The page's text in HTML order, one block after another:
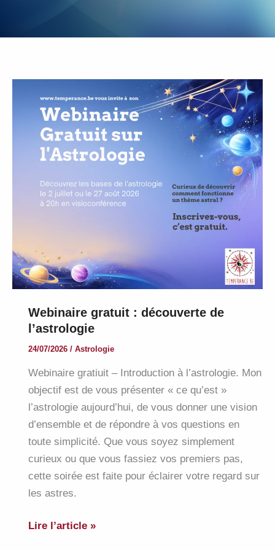
Webinaire gratuit : découverte de
l’astrologie
24/07/2026 / Astrologie
Webinaire gratiuit – Introduction à l’astrologie. Mon
objectif est de vous présenter « ce qu’est »
l’astrologie aujourd’hui, de vous donner une vision
d’ensemble et de répondre à vos questions en
toute simplicité. Que vous soyez simplement
curieux ou que vous fassiez vos premiers pas,
cette soirée est faite pour éclairer votre regard sur
les astres.
Webinaire
Lire l’article »